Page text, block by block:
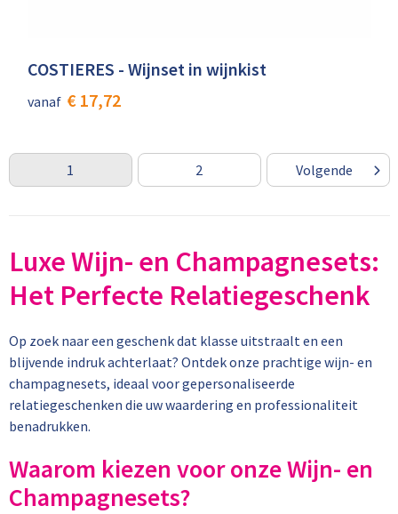
COSTIERES - Wijnset in wijnkist
vanaf € 17,72
1 2 Volgende
Luxe Wijn- en Champagnesets:
Het Perfecte Relatiegeschenk
Op zoek naar een geschenk dat klasse uitstraalt en een
blijvende indruk achterlaat? Ontdek onze prachtige wijn- en
champagnesets, ideaal voor gepersonaliseerde
relatiegeschenken die uw waardering en professionaliteit
benadrukken.
Waarom kiezen voor onze Wijn- en
Champagnesets?